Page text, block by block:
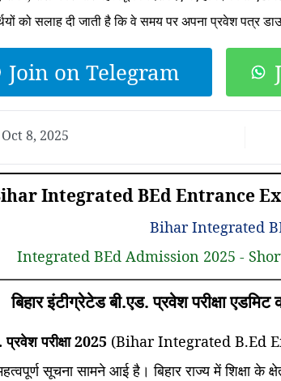
को सलाह दी जाती है कि वे समय पर अपना प्रवेश पत्र
Join on Telegram
Oct 8, 2025
Integrated BEd Entrance
Bihar Integrated
Integrated BEd Admission 2025 -
बिहार इंटीग्रेटेड बी.एड. प्रवेश परीक्षा
प्रवेश परीक्षा 2025 (Bihar Integrated B.Ed
सूचना सामने आई है। बिहार राज्य में शिक्षा के